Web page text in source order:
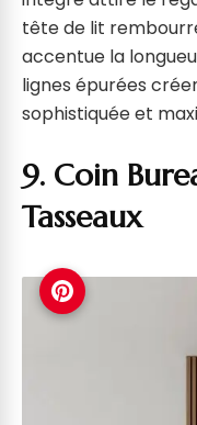
tête de lit
accentue la
lignes épurées
sophistiquée et
9. Coin
Tasseaux